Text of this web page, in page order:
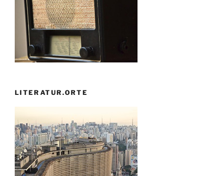
LITERATUR.ORTE